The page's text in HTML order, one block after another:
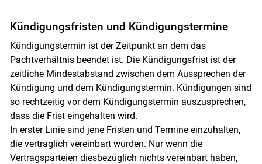
Kündigungsfristen und Kündigungstermine
Kündigungstermin ist der Zeitpunkt an dem das
Pachtverhältnis beendet ist. Die Kündigungsfrist ist der
zeitliche Mindestabstand zwischen dem Aussprechen der
Kündigung und dem Kündigungstermin. Kündigungen sind
so rechtzeitig vor dem Kündigungstermin auszusprechen,
dass die Frist eingehalten wird.
In erster Linie sind jene Fristen und Termine einzuhalten,
die vertraglich vereinbart wurden. Nur wenn die
Vertragsparteien diesbezüglich nichts vereinbart haben,